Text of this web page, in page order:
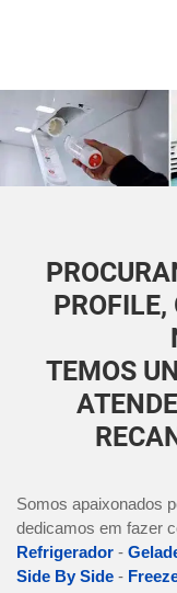
PROFILE,
TEMOS
Somos apaixonados
dedicamos em fazer
Refrigerador -
Side By Side -